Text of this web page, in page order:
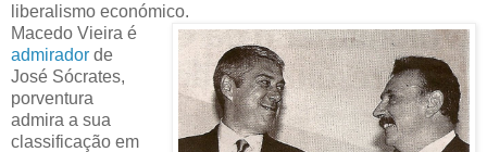
liberalismo económico.
Macedo Vieira é
admirador de
José Sócrates,
porventura
admira a sua
classificação em